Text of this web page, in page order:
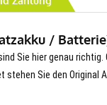
/
Sie hier genau
Sie den Original